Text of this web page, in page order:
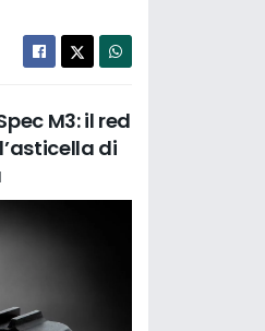
M3: il red
di